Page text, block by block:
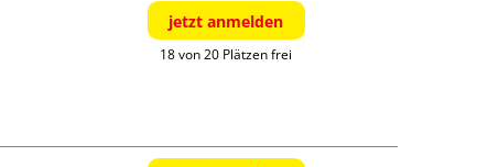
jetzt anmelden
18 von 20 Plätzen frei